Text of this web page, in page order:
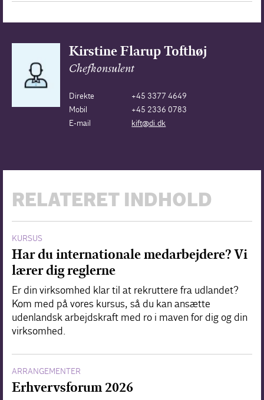
Kirstine Flarup Tofthøj
Chefkonsulent
Direkte
+45 3377 4649
Mobil
+45 2336 0783
E-mail
kift@di.dk
RELATERET INDHOLD
KURSUS
Har du internationale medarbejdere? Vi
lærer dig reglerne
Er din virksomhed klar til at rekruttere fra udlandet?
Kom med på vores kursus, så du kan ansætte
udenlandsk arbejdskraft med ro i maven for dig og din
virksomhed.
ARRANGEMENTER
Erhvervsforum 2026